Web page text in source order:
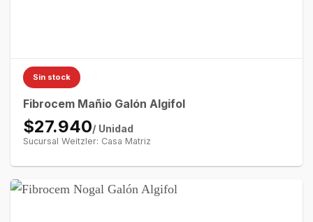
Sin stock
Fibrocem Mañio Galón Algifol
$27.940/ Unidad
Sucursal Weitzler: Casa Matriz